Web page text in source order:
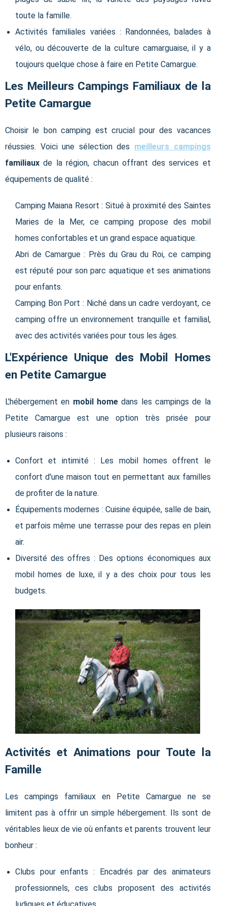
toute la famille.
Activités familiales variées : Randonnées, balades à
vélo, ou découverte de la culture camarguaise, il y a
toujours quelque chose à faire en Petite Camargue.
Les Meilleurs Campings Familiaux de la
Petite Camargue
Choisir le bon camping est crucial pour des vacances
réussies. Voici une sélection des meilleurs campings
familiaux de la région, chacun offrant des services et
équipements de qualité :
Camping Maiana Resort : Situé à proximité des Saintes
Maries de la Mer, ce camping propose des mobil
homes confortables et un grand espace aquatique.
Abri de Camargue : Près du Grau du Roi, ce camping
est réputé pour son parc aquatique et ses animations
pour enfants.
Camping Bon Port : Niché dans un cadre verdoyant, ce
camping offre un environnement tranquille et familial,
avec des activités variées pour tous les âges.
L'Expérience Unique des Mobil Homes
en Petite Camargue
L'hébergement en mobil homedans les campings de la
Petite Camargue est une option très prisée pour
plusieurs raisons :
Confort et intimité : Les mobil homes offrent le
confort d'une maison tout en permettant aux familles
de profiter de la nature.
Équipements modernes : Cuisine équipée, salle de bain,
et parfois même une terrasse pour des repas en plein
air.
Diversité des offres : Des options économiques aux
mobil homes de luxe, il y a des choix pour tous les
budgets.
Activités et Animations pour Toute la
Famille
Les campings familiaux en Petite Camargue ne se
limitent pas à offrir un simple hébergement. Ils sont de
véritables lieux de vie où enfants et parents trouvent leur
bonheur :
Clubs pour enfants : Encadrés par des animateurs
professionnels, ces clubs proposent des activités